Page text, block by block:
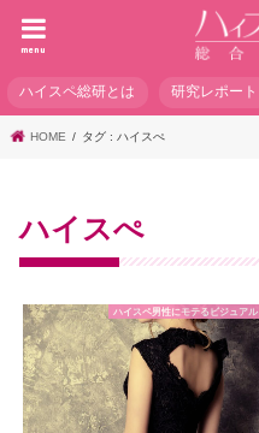
menu
ハイスペ総研とは 研究レポート
HOME タグ : ハイスぺ
ハイスぺ
ハイスペ男性にモテるビジュアル